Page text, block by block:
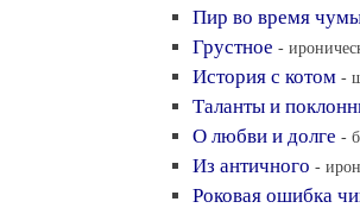
Пир во время
Грустное -
История с котом -
Таланты и
О любви и долге -
Из античного -
Роковая ошибка